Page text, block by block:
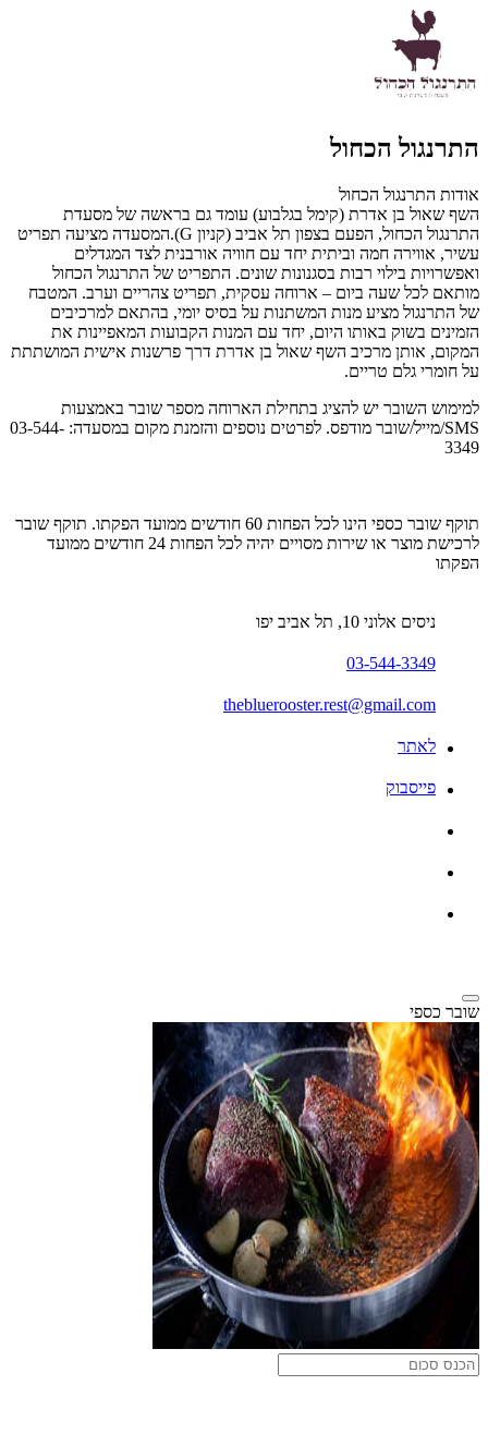
התרנגול הכחול
אודות התרנגול הכחול
השף שאול בן אדרת (קימל בגלבוע) עומד גם בראשה של מסעדת
התרנגול הכחול, הפעם בצפון תל אביב (קניון G).
המסעדה מציעה תפריט
עשיר, אווירה חמה וביתית יחד עם חוויה אורבנית לצד המגדלים
ואפשרויות בילוי רבות בסגנונות שונים. התפריט של התרנגול הכחול
מותאם לכל שעה ביום – ארוחה עסקית, תפריט צהריים וערב. המטבח
של התרנגול מציע מנות המשתנות על בסיס יומי, בהתאם למרכיבים
הזמינים בשוק באותו היום, יחד עם המנות הקבועות המאפיינות את
המקום, אותן מרכיב השף שאול בן אדרת דרך פרשנות אישית המושתתת
על חומרי גלם טריים.
למימוש השובר יש להציג בתחילת הארוחה מספר שובר באמצעות
SMS/מייל/שובר מודפס. לפרטים נוספים והזמנת מקום במסעדה: 03-544-
3349
תוקף שובר כספי הינו לכל הפחות 60 חודשים ממועד הפקתו. תוקף שובר
לרכישת מוצר או שירות מסויים יהיה לכל הפחות 24 חודשים ממועד
הפקתו
ניסים אלוני 10, תל אביב יפו
03-544-3349
thebluerooster.rest@gmail.com
לאתר
פייסבוק
שובר כספי